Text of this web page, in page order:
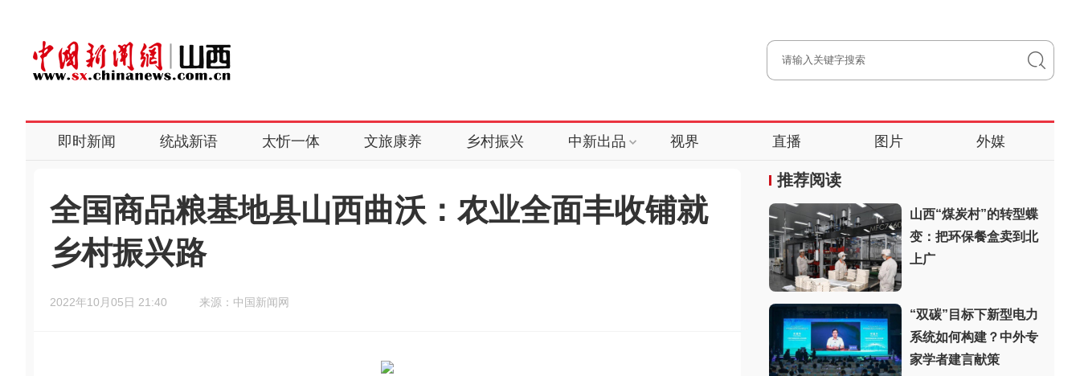
即时新闻 统战新语 太忻一体 文旅康养 乡村振兴 中新出品 视界 直播 图片 外媒
全国商品粮基地县山西曲沃：农业全面丰收铺就
乡村振兴路
2022年10月05日 21:40 来源：中国新闻网
推荐阅读
山西“煤炭村”的转型蝶
变：把环保餐盒卖到北
上广
“双碳”目标下新型电力
系统如何构建？中外专
家学者建言献策